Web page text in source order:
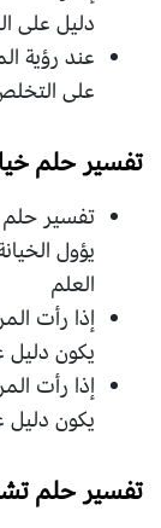
دليل على
عند رؤية
على
تفسير حلم
تفسير حلم
يؤول
العلم
إذا رأت
يكون دليل
إذا رأت
يكون دليل
تفسير حلم